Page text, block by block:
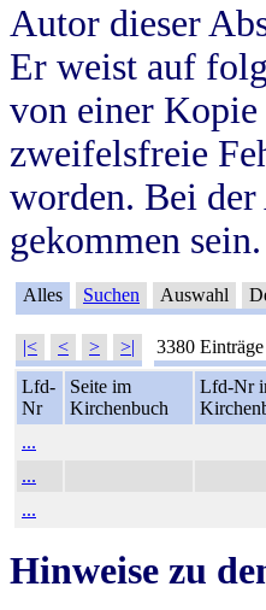
Autor dieser
Er weist auf
von einer
zweifelsfreie
worden. Bei
gekommen
Alles Suchen Auswahl
|< < > >| 3380 Einträge
Lfd-
Nr
Seite im
Kirchenbuch
Lfd-Nr
...
...
...
Hinweise zu